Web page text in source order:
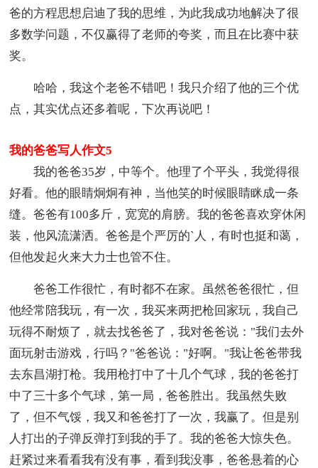
爸的方程思想启迪了我的思维，为此我成功地解决了很
多数学问题，不仅赢得了老师的夸奖，而且在比赛中获
奖。
哈哈，我这个老爸不错吧！我只介绍了他的三个优
点，其实优点还多着呢，下次再说吧！
我的爸爸写人作文5
我的爸爸35岁，中等个。他理了个平头，我觉得很
好看。他的眼睛炯炯有神，当他笑的时候眼睛眯成一条
缝。爸爸有100多斤，宽宽的肩膀。我的爸爸喜欢穿休闲
装，他风流潇洒。爸爸是个严厉的`人，有时也挺和蔼，
但他发起火来大力士也管不住。
爸爸工作很忙，有时都不在家。虽然爸爸很忙，但
他经常陪我玩，有一次，我买来两把枪回家玩，我自己
玩得不耐烦了，就去找爸爸了，我对爸爸说："我们去外
面玩射击游戏，行吗？"爸爸说："好啊。"我让爸爸带我
去东昌湖打枪。我用枪打中了十几个气球，我的爸爸打
中了三十多个气球，第一局，爸爸胜出。我虽然失败
了，但不气馁，我又和爸爸打了一次，我赢了。但是别
人打出的子弹反弹打到我的手了。我的爸爸大惊失色。
赶紧过来看看我有没有事，看到我没事，爸爸悬着的心